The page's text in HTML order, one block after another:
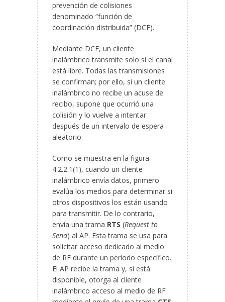
prevención de colisiones
denominado “función de
coordinación distribuida” (DCF).
Mediante DCF, un cliente
inalámbrico transmite solo si el canal
está libre. Todas las transmisiones
se confirman; por ello, si un cliente
inalámbrico no recibe un acuse de
recibo, supone que ocurrió una
colisión y lo vuelve a intentar
después de un intervalo de espera
aleatorio.
Como se muestra en la figura
4.2.2.1(1), cuando un cliente
inalámbrico envía datos, primero
evalúa los medios para determinar si
otros dispositivos los están usando
para transmitir. De lo contrario,
envía una trama RTS (Request to
Send) al AP. Esta trama se usa para
solicitar acceso dedicado al medio
de RF durante un período específico.
El AP recibe la trama y, si está
disponible, otorga al cliente
inalámbrico acceso al medio de RF